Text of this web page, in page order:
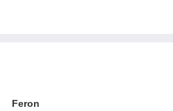
Feron